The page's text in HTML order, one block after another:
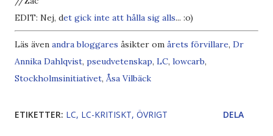
EDIT: Nej, det gick inte att hålla sig alls... :o)
Läs även andra bloggares åsikter om årets förvillare, Dr
Annika Dahlqvist, pseudvetenskap, LC, lowcarb,
Stockholmsinitiativet, Åsa Vilbäck
ETIKETTER: LC LC-KRITISKT ÖVRIGT DELA